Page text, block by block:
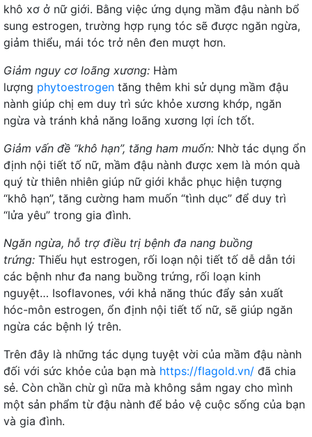
khô xơ ở nữ giới. Bằng việc ứng dụng mầm đậu nành bổ
sung estrogen, trường hợp rụng tóc sẽ được ngăn ngừa,
giảm thiểu, mái tóc trở nên đen mượt hơn.
Giảm nguy cơ loãng xương: Hàm
lượng phytoestrogen tăng thêm khi sử dụng mầm đậu
nành giúp chị em duy trì sức khỏe xương khớp, ngăn
ngừa và tránh khả năng loãng xương lợi ích tốt.
Giảm vấn đề “khô hạn”, tăng ham muốn: Nhờ tác dụng ổn
định nội tiết tố nữ, mầm đậu nành được xem là món quà
quý từ thiên nhiên giúp nữ giới khắc phục hiện tượng
“khô hạn”, tăng cường ham muốn “tình dục” để duy trì
“lửa yêu” trong gia đình.
Ngăn ngừa, hỗ trợ điều trị bệnh đa nang buồng
trứng: Thiếu hụt estrogen, rối loạn nội tiết tố dễ dẫn tới
các bệnh như đa nang buồng trứng, rối loạn kinh
nguyệt… Isoflavones, với khả năng thúc đẩy sản xuất
hóc-môn estrogen, ổn định nội tiết tố nữ, sẽ giúp ngăn
ngừa các bệnh lý trên.
Trên đây là những tác dụng tuyệt vời của mầm đậu nành
đối với sức khỏe của bạn mà https://flagold.vn/ đã chia
sẻ. Còn chần chừ gì nữa mà không sắm ngay cho mình
một sản phẩm từ đậu nành để bảo vệ cuộc sống của bạn
và gia đình.